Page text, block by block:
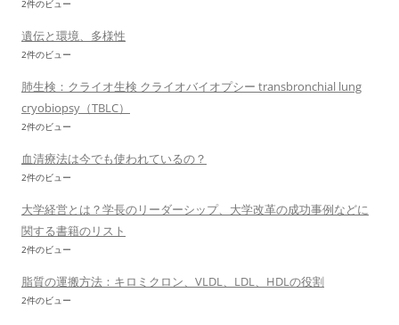
2件のビュー
遺伝と環境、多様性
2件のビュー
肺生検：クライオ生検 クライオバイオプシー transbronchial lung
cryobiopsy（TBLC）
2件のビュー
血清療法は今でも使われているの？
2件のビュー
大学経営とは？学長のリーダーシップ、大学改革の成功事例などに
関する書籍のリスト
2件のビュー
脂質の運搬方法：キロミクロン、VLDL、LDL、HDLの役割
2件のビュー